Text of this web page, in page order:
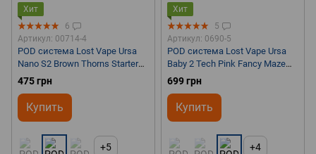
Хит
6
Артикул: 00714-4
POD система Lost Vape Ursa
Nano S2 Brown Thorns Starter
Kit
475 грн
Купить
+5
Хит
5
Артикул: 0690-5
POD система Lost Vape Ursa
Baby 2 Tech Pink Fancy Maze
Starter Kit Оригинал
699 грн
Купить
+4